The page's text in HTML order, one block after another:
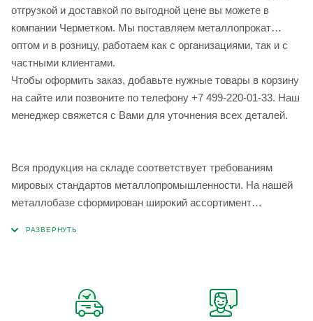
отгрузкой и доставкой по выгодной цене вы можете в
компании Черметком. Мы поставляем металлопрокат
оптом и в розницу, работаем как с организациями, так и с
частными клиентами.
Чтобы оформить заказ, добавьте нужные товары в корзину
на сайте или позвоните по телефону +7 499-220-01-33. Наш
менеджер свяжется с Вами для уточнения всех деталей.
Вся продукция на складе соответствует требованиям
мировых стандартов металлопромышленности. На нашей
металлобазе сформирован широкий ассортимент